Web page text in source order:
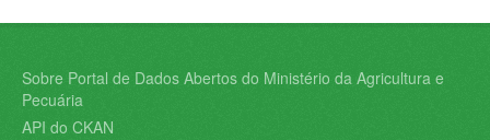
Sobre Portal de Dados Abertos do Ministério da Agricultura e
Pecuária
API do CKAN